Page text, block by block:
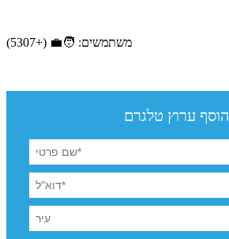
משתמשים: 🧑‍💼 (+5307)
הוסף ערוץ טלגרם